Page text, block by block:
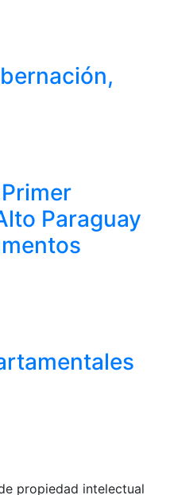
Paraguay
propiedad intelectual